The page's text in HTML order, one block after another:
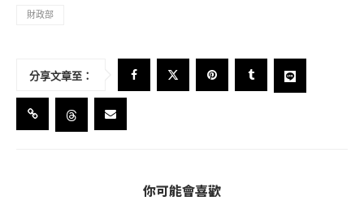
財政部
分享文章至：
你可能會喜歡